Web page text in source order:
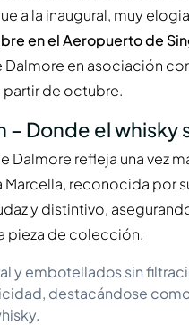
a la inaugural, muy
en el Aeropuerto de
en asociación
de octubre.
– Donde el
Dalmore refleja una vez
reconocida por
y distintivo,
pieza de colección.
y embotellados sin
destacándose